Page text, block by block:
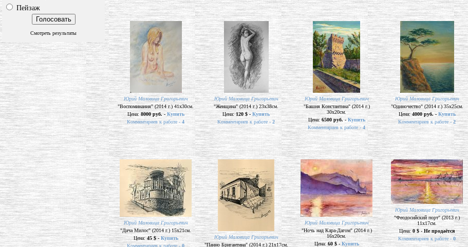
Пейзаж
Смотреть результаты
Юрий Маловица Григорьевич
"Воспоминания" (2014 г.) 41х30см.
Цена: 8000 руб. - Купить
Комментариев к работе - 4
Юрий Маловица Григорьевич
"Женщина" (2014 г.) 23х38см.
Цена:120 $ - Купить
Комментариев к работе - 2
Юрий Маловица Григорьевич
"Башня Константина" (2014 г.)
30х20см.
Цена: 6500 руб. - Купить
Комментариев к работе - 4
Юрий Маловица Григорьевич
"Одиночество" (2014 г.) 35х25см.
Цена:4000 руб. -Купить
Комментариев к работе -2
Юрий Маловица Григорьевич
"Дача Милос" (2014 г.) 15х21см.
Цена:45 $ - Купить
Юрий Маловица Григорьевич
"Панно Бригантина" (2014 г.) 21х17см.
Юрий Маловица Григорьевич
"Ночь над Кара-Дагом" (2014 г.)
16х20см.
Цена:60 $ -Купить
Юрий Маловица Григорьевич
"Феодосийский порт" (2013 г.)
11х17см.
Цена: 0 $ - Не продаётся
Комментариев к работе -0